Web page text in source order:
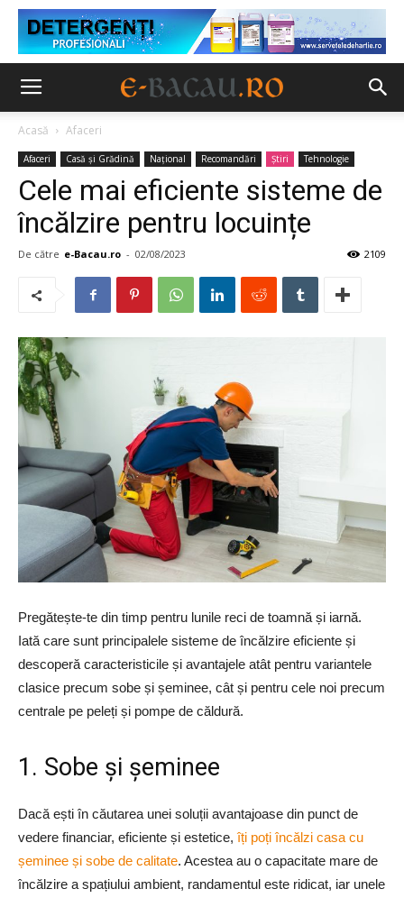
Acasă Afaceri
Afaceri Casă şi Grădină Național Recomandări Ştiri Tehnologie
Cele mai eficiente sisteme de
încălzire pentru locuințe
De către e-Bacau.ro - 02/08/2023 2109
Pregătește-te din timp pentru lunile reci de toamnă și iarnă.
Iată care sunt principalele sisteme de încălzire eficiente și
descoperă caracteristicile și avantajele atât pentru variantele
clasice precum sobe și șeminee, cât și pentru cele noi precum
centrale pe peleți și pompe de căldură.
1. Sobe și șeminee
Dacă ești în căutarea unei soluții avantajoase din punct de
vedere financiar, eficiente și estetice,îți poți încălzi casa cu
șeminee și sobe de calitate. Acestea au o capacitate mare de
încălzire a spațiului ambient, randamentul este ridicat, iar unele